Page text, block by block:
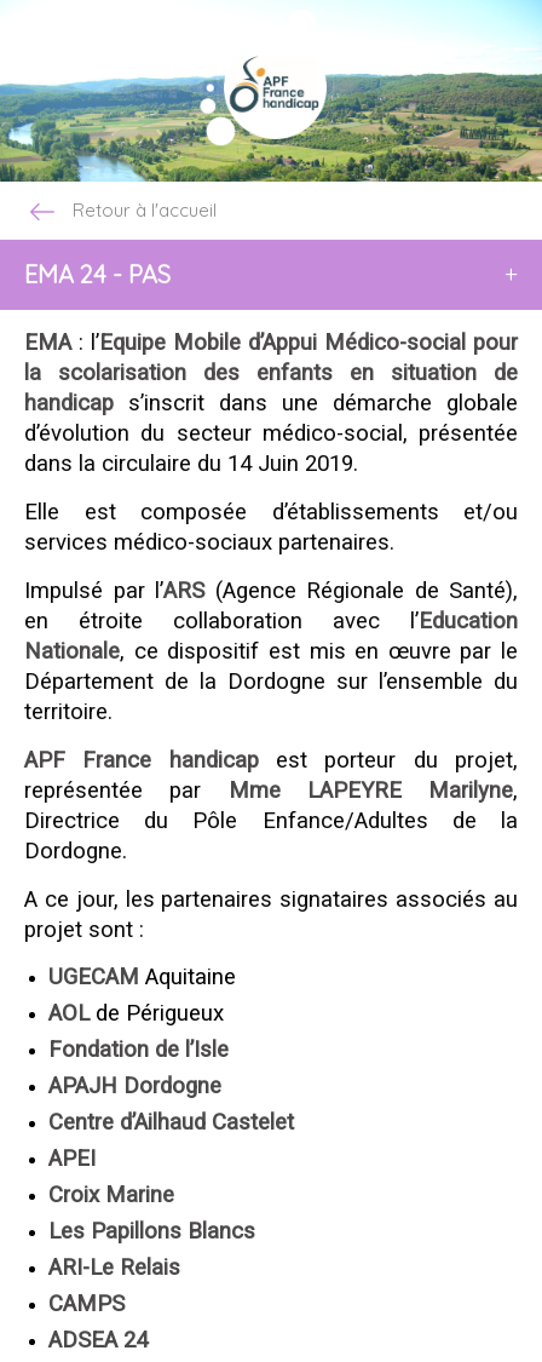
Retour à l'accueil
EMA 24 - PAS +
EMA: l’Equipe Mobile d’Appui Médico-social pour
la scolarisation des enfants en situation de
handicap s’inscrit dans une démarche globale
d’évolution du secteur médico-social, présentée
dans la circulaire du 14 Juin 2019.
Elle est composée d’établissements et/ou
services médico-sociaux partenaires.
Impulsé par l’ARS(Agence Régionale de Santé),
en étroite collaboration avec l’Education
Nationale, ce dispositif est mis en œuvre par le
Département de la Dordogne sur l’ensemble du
territoire.
APF France handicapest porteur du projet,
représentée par
Mme LAPEYRE Marilyne,
Directrice du Pôle Enfance/Adultes de la
Dordogne.
A ce jour, les partenaires signataires associés au
projet sont :
UGECAM Aquitaine
AOLde Périgueux
Fondation de l’Isle
APAJH Dordogne
Centre d’Ailhaud Castelet
APEI
Croix Marine
Les Papillons Blancs
ARI-Le Relais
CAMPS
ADSEA 24